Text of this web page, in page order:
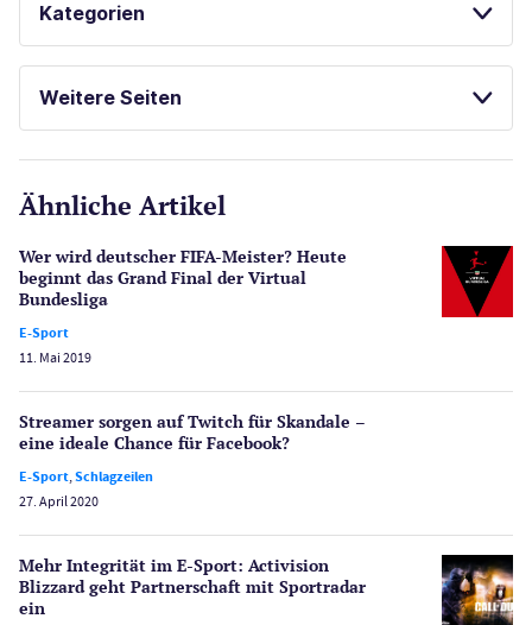
SPIELAUTOMATEN ONLINE SPIELEN
Kategorien
Gesetzgebung
Lotterie
Poker
Spiele
Spielerschutz
Sport
Weitere Seiten
CasinoOnline.de
PayPal Casinos
Novoline Casinos
Merkur Casinos
Spielautomaten
Casino Testberichte
Ähnliche Artikel
Wer wird deutscher FIFA-Meister? Heute
beginnt das Grand Final der Virtual
Bundesliga
E-Sport
11. Mai 2019
Streamer sorgen auf Twitch für Skandale –
eine ideale Chance für Facebook?
E-Sport,Schlagzeilen
27. April 2020
Mehr Integrität im E-Sport: Activision
Blizzard geht Partnerschaft mit Sportradar
ein